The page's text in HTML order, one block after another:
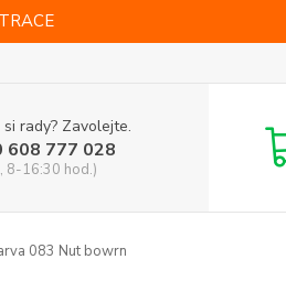
rady? Zavolejte.
608 777 028
8-16:30 hod.)
083 Nut bowrn